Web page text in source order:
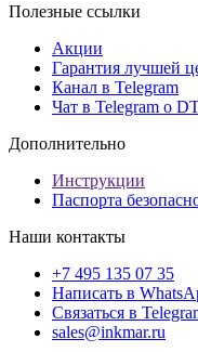
Полезные ссылки
Акции
Гарантия лучшей
Канал в Telegram
Чат в Telegram о
Дополнительно
Инструкции
Паспорта
Наши контакты
+7 495 135 07 35
Написать в
Связаться в
sales@inkmar.ru